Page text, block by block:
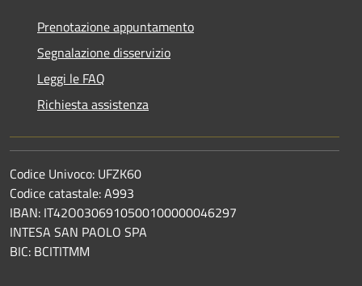
Prenotazione appuntamento
Segnalazione disservizio
Leggi le FAQ
Richiesta assistenza
Codice Univoco: UFZK60
Codice catastale: A993
IBAN: IT42O0306910500100000046297
INTESA SAN PAOLO SPA
BIC: BCITITMM